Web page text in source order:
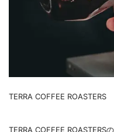
TERRA COFFEE ROASTERS
TERRA COFFEE ROASTERS